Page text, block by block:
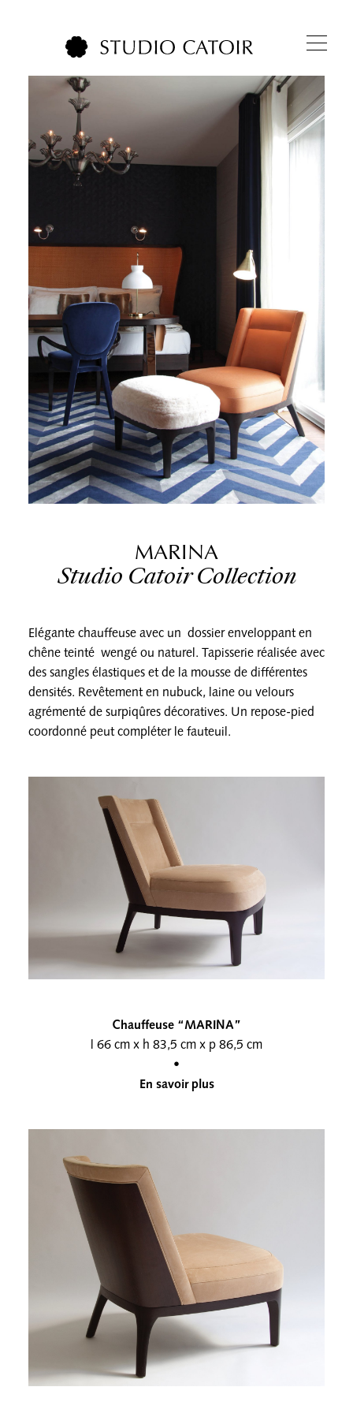
MARINA
Studio Catoir Collection
Elégante chauffeuse avec un dossier enveloppant en
chêne teinté wengé ou naturel. Tapisserie réalisée avec
des sangles élastiques et de la mousse de différentes
densités. Revêtement en nubuck, laine ou velours
agrémenté de surpiqûres décoratives. Un repose-pied
coordonné peut compléter le fauteuil.
Chauffeuse “MARINA”
l 66 cm x h 83,5 cm x p 86,5 cm
•
En savoir plus